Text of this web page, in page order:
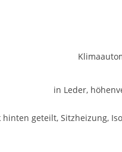
in Leder,
geteilt, Sitzheizung,